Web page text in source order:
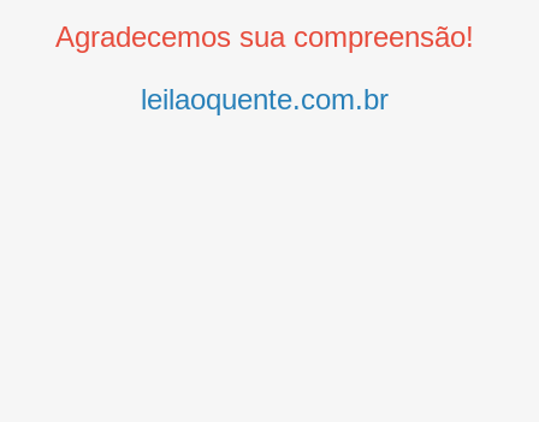
Agradecemos sua compreensão!
leilaoquente.com.br